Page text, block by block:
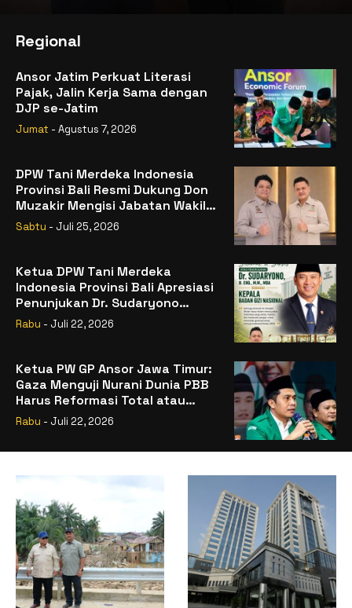
Regional
Ansor Jatim Perkuat Literasi
Pajak, Jalin Kerja Sama dengan
DJP se-Jatim
Jumat - Agustus 7, 2026
DPW Tani Merdeka Indonesia
Provinsi Bali Resmi Dukung Don
Muzakir Mengisi Jabatan Wakil
Menteri Pertanian RI
Sabtu - Juli 25, 2026
Ketua DPW Tani Merdeka
Indonesia Provinsi Bali Apresiasi
Penunjukan Dr. Sudaryono
sebagai Kepala Badan Gizi
Rabu - Juli 22, 2026
Ketua PW GP Ansor Jawa Timur:
Gaza Menguji Nurani Dunia PBB
Harus Reformasi Total atau
Kehilangan Legitimasi
Rabu - Juli 22, 2026